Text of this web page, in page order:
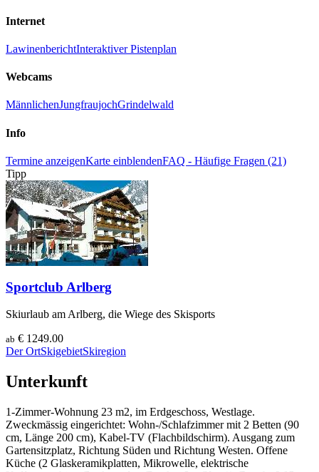
Internet
LawinenberichtInteraktiver Pistenplan
Webcams
MännlichenJungfraujochGrindelwald
Info
Termine anzeigenKarte einblendenFAQ - Häufige Fragen (21)
Tipp
Sportclub Arlberg
Skiurlaub am Arlberg, die Wiege des Skisports
ab € 1249.00
Der OrtSkigebietSkiregion
Unterkunft
1-Zimmer-Wohnung 23 m2, im Erdgeschoss, Westlage.
Zweckmässig eingerichtet: Wohn-/Schlafzimmer mit 2 Betten (90
cm, Länge 200 cm), Kabel-TV (Flachbildschirm). Ausgang zum
Gartensitzplatz, Richtung Süden und Richtung Westen. Offene
Küche (2 Glaskeramikplatten, Mikrowelle, elektrische